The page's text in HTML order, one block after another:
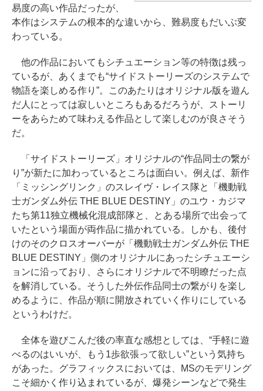
易度の高い作品だったが、
本作はシステムの根本的な違いから、難易度もだいぶ変
わっている。
他の作品においてもシチュエーション等の特徴は残っ
ているが、あくまでも“サイドストーリーズのシステムで
物語を楽しめる作り”。このあたりはオリジナル版を遊ん
だ人にとっては寂しいところもあるだろうが、ストーリ
ーをあらためて味わえる作品として楽しむのが良さそう
だ。
「サイドストーリーズ」オリジナルの“作品同士の繋が
り”が新たに加わっているところは面白い。例えば、新作
「ミッシングリンク」のスレイヴ・レイス隊と「機動戦
士ガンダム外伝 THE BLUE DESTINY」のユウ・カジマ
たち第11独立機械化混成部隊と、とある場所で出会って
いたという場面が両作品に描かれている。しかも、後付
けのそのクロスオーバーが「機動戦士ガンダム外伝 THE
BLUE DESTINY」側のオリジナルにあったシチュエーシ
ョンに沿っており、さらにオリジナルで不明瞭だった点
を解消している。そうした外伝作品同士の繋がりを楽し
めるように、作品が順に開放されていく作りにしている
というわけだ。
全体を遊びこんだ後の率直な感想としては、“手軽に遊
べるのはいいが、もう1歩欲張って欲しい”という気持ち
があった。グラフィックスにおいては、MSのモデリング
こそ細かく作り込まれているが、爆発シーンなどで発生